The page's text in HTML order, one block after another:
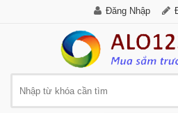
Đăng Nhập